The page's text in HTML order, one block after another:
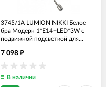
3745/1A LUMION NIKKI Белое
бра Модерн 1*Е14+LED*3W с
подвижной подсветкой для
7 098 ₽
В наличии